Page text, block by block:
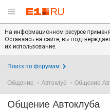
На информационном ресурсе
Оставаясь на сайте, вы
их использование.
Поиск по форумам
Общение Автоклуб Общение
Общение Автоклуба